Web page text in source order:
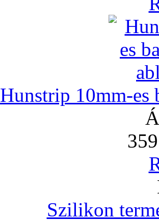
Hunstrip 10mm-es
Szilikon